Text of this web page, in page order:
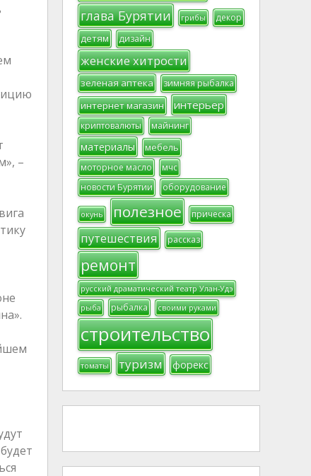
–
глава Бурятии грибы декор
детям дизайн
женские хитрости
зеленая аптека зимняя рыбалка
интернет магазин интерьер
криптовалюты майнинг
материалы мебель
моторное масло
мчс
новости Бурятии
оборудование
окунь полезное прическа
путешествия рассказ
ремонт
русский драматический театр Улан-Удэ
рыба
рыбалка своими руками
строительство
томаты туризм форекс